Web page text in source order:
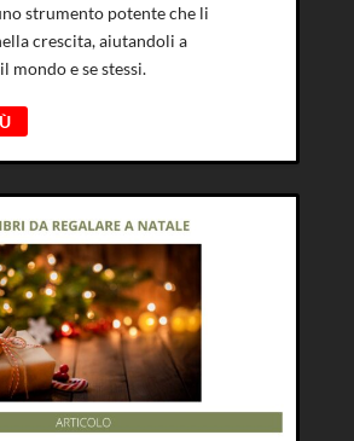
strumento potente che li
crescita, aiutandoli a
mondo e se stessi.